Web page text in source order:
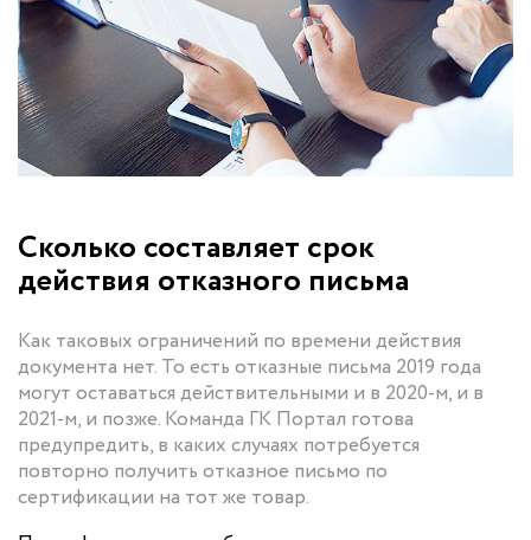
Сколько составляет срок
действия отказного письма
Как таковых ограничений по времени действия
документа нет. То есть отказные письма 2019 года
могут оставаться действительными и в 2020-м, и в
2021-м, и позже. Команда ГК Портал готова
предупредить, в каких случаях потребуется
повторно получить отказное письмо по
сертификации на тот же товар.